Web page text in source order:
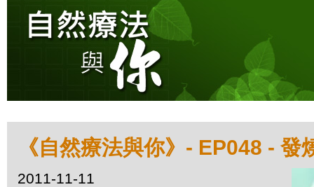
《自然療法與你》- EP048 - 發
2011-11-11